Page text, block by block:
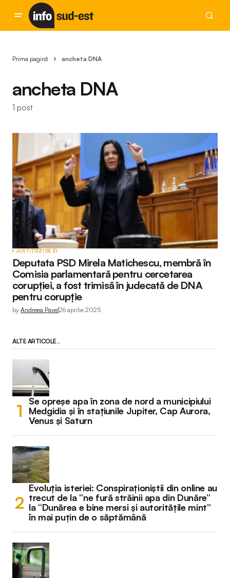
Prima pagină ancheta DNA
ancheta DNA
1 post
JUSTIȚIEZI DE ZI
Deputata PSD Mirela Matichescu, membră în
Comisia parlamentară pentru cercetarea
corupției, a fost trimisă în judecată de DNA
pentru corupție
by Andreea Pavel26 aprilie 2025
ALTE ARTICOLE...
Se opreșe apa în zona de nord a municipiului
Medgidia și în stațiunile Jupiter, Cap Aurora,
Venus și Saturn
Evoluția isteriei: Conspiraționiștii din online au
trecut de la “ne fură străinii apa din Dunăre”
la “Dunărea e bine mersi și autoritățile mint”
în mai puțin de o săptămână